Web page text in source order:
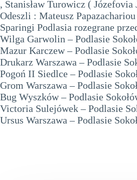
, Stanisław Turowicz ( Józefovia
Odeszli : Mateusz
Sparingi Podlasia rozegrane
Wilga Garwolin – Podlasie
Mazur Karczew – Podlasie
Drukarz Warszawa – Podlasie
Pogoń II Siedlce – Podlasie
Grom Warszawa – Podlasie
Bug Wyszków – Podlasie
Victoria Sulejówek – Podlasie
Ursus Warszawa – Podlasie